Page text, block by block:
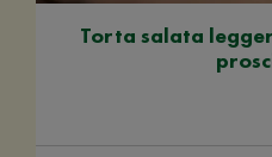
Torta salata